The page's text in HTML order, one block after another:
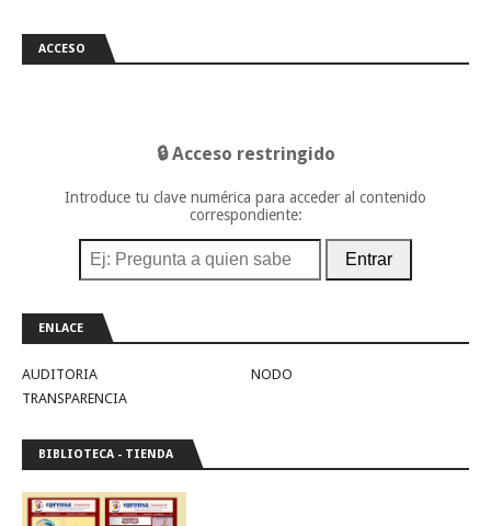
ACCESO
🔒 Acceso restringido
Introduce tu clave numérica para acceder al contenido
correspondiente:
Entrar
ENLACE
AUDITORIA
NODO
TRANSPARENCIA
BIBLIOTECA - TIENDA